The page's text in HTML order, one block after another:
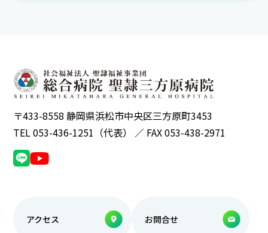
〒433-8558 静岡県浜松市中央区三方原町3453
TEL 053-436-1251（代表） ／ FAX 053-438-2971
アクセス お問合せ